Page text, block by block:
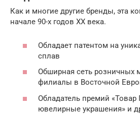
Как и многие другие бренды, эта
начале 90-х годов ХХ века.
Обладает патентом на
сплав
Обширная сеть розничных
филиалы в Восточной
Обладатель премий «Товар
ювелирные украшения» и